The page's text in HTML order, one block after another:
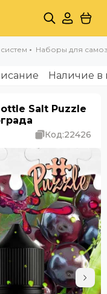
Наборы для
Наличие в
Salt Puzzle
Код:22426